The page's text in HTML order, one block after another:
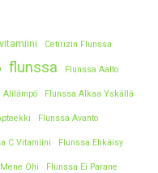
Cetirizin Flunssa
flunssa Flunssa Aalto
Alilämpö Flunssa Alkaa Yskällä
Flunssa Avanto
C Vitamiini Flunssa Ehkäisy
Ohi Flunssa Ei Parane